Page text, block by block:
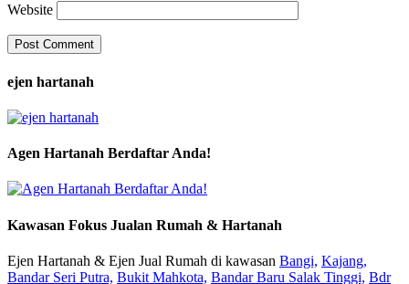
Website
ejen hartanah
Agen Hartanah Berdaftar Anda!
Kawasan Fokus Jualan Rumah & Hartanah
Ejen Hartanah & Ejen Jual Rumah di kawasan Bangi, Kajang,
Bandar Seri Putra, Bukit Mahkota, Bandar Baru Salak Tinggi, Bdr